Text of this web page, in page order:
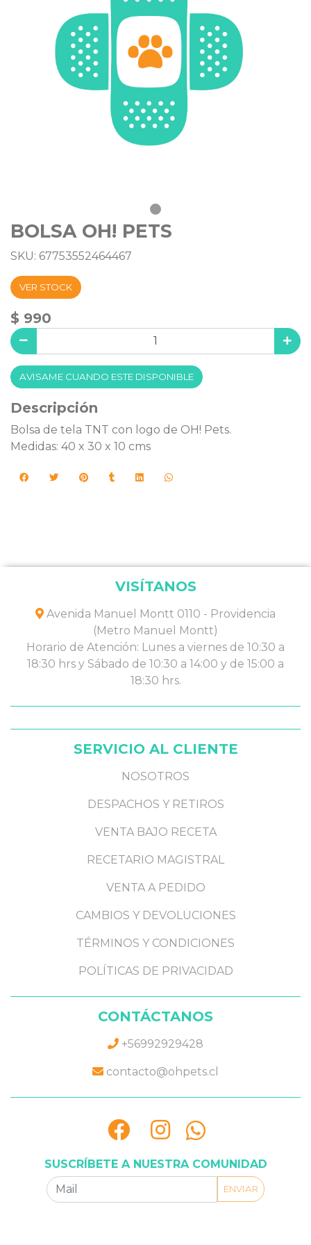
BOLSA OH! PETS
SKU: 67753552464467
VER STOCK
$ 990
AVISAME CUANDO ESTE DISPONIBLE
Descripción
Bolsa de tela TNT con logo de OH! Pets.
Medidas: 40 x 30 x 10 cms
VISÍTANOS
Avenida Manuel Montt 0110 - Providencia
(Metro Manuel Montt)
Horario de Atención: Lunes a viernes de 10:30 a
18:30 hrs y Sábado de 10:30 a 14:00 y de 15:00 a
18:30 hrs.
SERVICIO AL CLIENTE
NOSOTROS
DESPACHOS Y RETIROS
VENTA BAJO RECETA
RECETARIO MAGISTRAL
VENTA A PEDIDO
CAMBIOS Y DEVOLUCIONES
TÉRMINOS Y CONDICIONES
POLÍTICAS DE PRIVACIDAD
CONTÁCTANOS
+56992929428
contacto@ohpets.cl
SUSCRÍBETE A NUESTRA COMUNIDAD
ENVIAR